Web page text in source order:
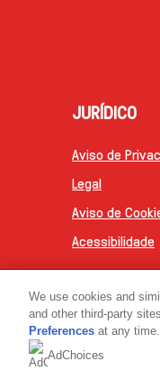
JURÍDICO
Aviso de
Legal
Aviso de
Definições de
Acessibilidade
©
We use cookies and
and other third-party
Preferences at any time.
AdChoices